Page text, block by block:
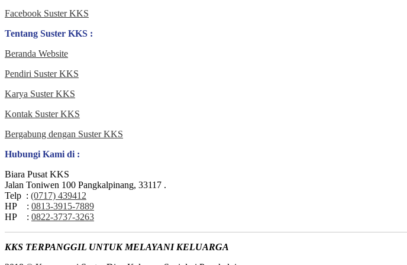
Facebook Suster KKS
Tentang Suster KKS :
Beranda Website
Pendiri Suster KKS
Karya Suster KKS
Kontak Suster KKS
Bergabung dengan Suster KKS
Hubungi Kami di :
Biara Pusat KKS
Jalan Toniwen 100 Pangkalpinang, 33117 .
Telp : (0717) 439412
HP : 0813-3915-7889
HP : 0822-3737-3263
KKS TERPANGGIL UNTUK MELAYANI KELUARGA